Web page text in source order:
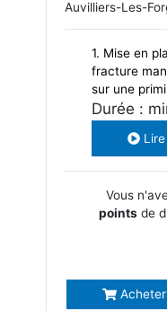
Auvilliers-Les-
1. Mise en
fracture
sur une
Durée :
Vous
points de